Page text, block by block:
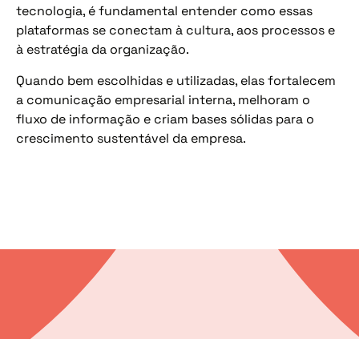
tecnologia, é fundamental entender como essas
plataformas se conectam à cultura, aos processos e
à estratégia da organização.
Quando bem escolhidas e utilizadas, elas fortalecem
a comunicação empresarial interna, melhoram o
fluxo de informação e criam bases sólidas para o
crescimento sustentável da empresa.